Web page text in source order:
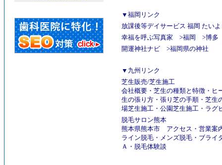
▼福岡リンク
放課後等デイサービス 福岡 たい
幸福を呼ぶ写真家 >福岡 >博多
開運神社ナビ >福岡県の神社
▼九州リンク
芝生販売/芝生施工
会社概要 ・ 芝生の種類と特徴 ・ ヒ
生の張り方 ・ 張り芝の手順 ・ 芝生
場芝生施工 ・ 公園芝生施工 ・ ラグ
脱毛サロン熊本
熊本県熊本市
アクセス ・ 営業案
ライン脱毛 ・ メンズ脱毛 ・ ブライ
Ａ ・ 脱毛体験談